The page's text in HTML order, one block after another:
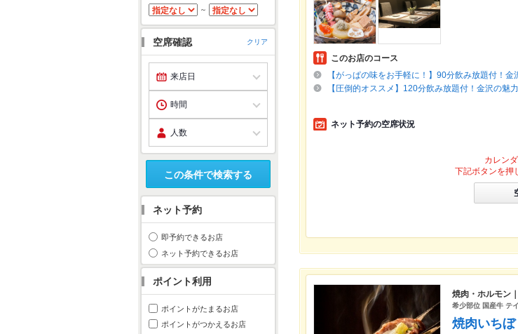
～
空席確認 クリア
この条件で検索する
ネット予約
即予約できるお店
ネット予約できるお店
ポイント利用
ポイントがたまるお店
ポイントがつかえるお店
このお店のコース
【がっぱの味をお手軽に！】90分飲み放題付！
【圧倒的オススメ】120分飲み放題付！金沢の魅
ネット予約の空席状況
カレン
下記ボタンを押
焼肉・ホルモン
希少部位 国産牛 テ
焼肉いち